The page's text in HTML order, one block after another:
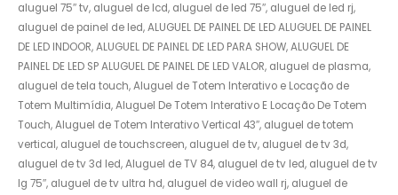
aluguel 75″ tv, aluguel de lcd, aluguel de led 75″, aluguel de led rj,
aluguel de painel de led, ALUGUEL DE PAINEL DE LED ALUGUEL DE PAINEL
DE LED INDOOR, ALUGUEL DE PAINEL DE LED PARA SHOW, ALUGUEL DE
PAINEL DE LED SP ALUGUEL DE PAINEL DE LED VALOR, aluguel de plasma,
aluguel de tela touch, Aluguel de Totem Interativo e Locação de
Totem Multimídia, Aluguel De Totem Interativo E Locação De Totem
Touch, Aluguel de Totem Interativo Vertical 43″, aluguel de totem
vertical, aluguel de touchscreen, aluguel de tv, aluguel de tv 3d,
aluguel de tv 3d led, Aluguel de TV 84, aluguel de tv led, aluguel de tv
lg 75″, aluguel de tv ultra hd, aluguel de video wall rj, aluguel de